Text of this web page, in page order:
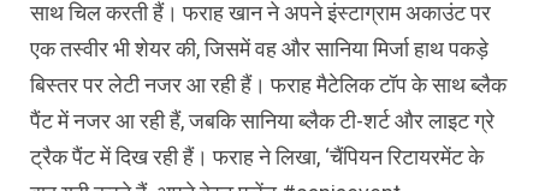
साथ चिल करती हैं। फराह खान ने अपने इंस्टाग्राम अकाउंट पर
एक तस्वीर भी शेयर की, जिसमें वह और सानिया मिर्जा हाथ पकड़े
बिस्तर पर लेटी नजर आ रही हैं। फराह मैटेलिक टॉप के साथ ब्लैक
पैंट में नजर आ रही हैं, जबकि सानिया ब्लैक टी-शर्ट और लाइट ग्रे
ट्रैक पैंट में दिख रही हैं। फराह ने लिखा, ‘चैंपियन रिटायरमेंट के